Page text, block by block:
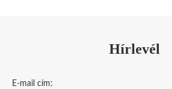
Hírlevél
E-mail cím: